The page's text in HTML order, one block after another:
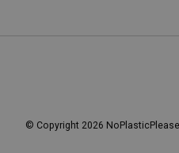
© Copyright 2026